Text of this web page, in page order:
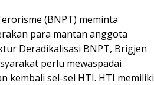
(BNPT) meminta
para mantan anggota
Deradikalisasi BNPT, Brigjen
perlu mewaspadai
kembali sel-sel HTI. HTI memiliki